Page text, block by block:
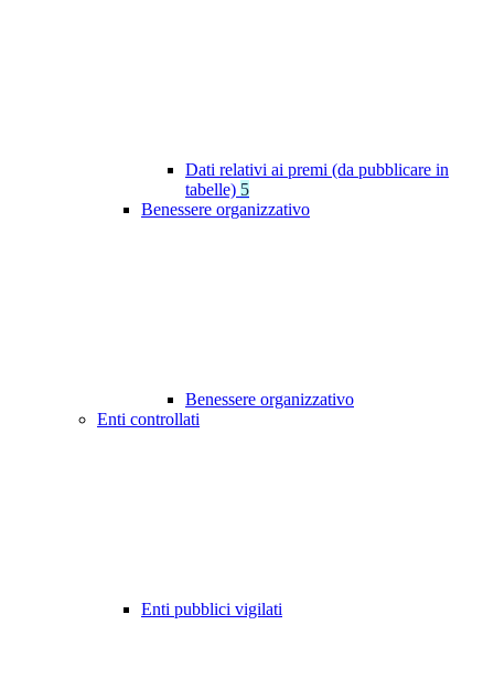
Dati relativi ai premi (da pubblicare in
tabelle) 5
Benessere organizzativo
Benessere organizzativo
Enti controllati
Enti pubblici vigilati